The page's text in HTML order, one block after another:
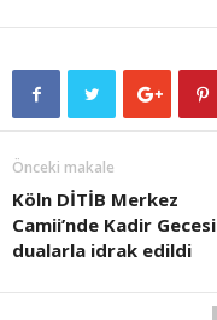
Önceki makale
Köln DİTİB Merkez
Camii’nde Kadir Gecesi
dualarla idrak edildi